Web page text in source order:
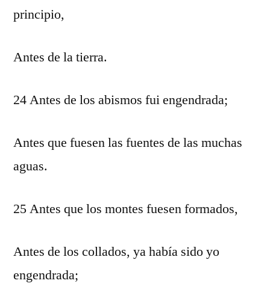
principio,
Antes de la tierra.
24 Antes de los abismos fui engendrada;
Antes que fuesen las fuentes de las muchas
aguas.
25 Antes que los montes fuesen formados,
Antes de los collados, ya había sido yo
engendrada;